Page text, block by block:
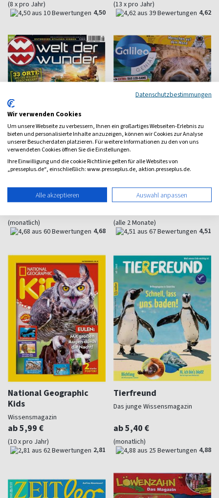
(8 x pro Jahr)
4,50
(13 x pro Jahr)
4,62
Welt der Wunder
Entdecken und Staunen
(monatlich)
4,68
Galileo GENIAL
Für neugierige Kinder
(alle 2 Monate)
4,51
National Geographic
Kids
Wissensmagazin
ab 5,99 €
(10 x pro Jahr)
2,81
Tierfreund
Das junge Wissensmagazin
ab 5,40 €
(monatlich)
4,88
Datenschutzbestimmungen
Wir verwenden Cookies
Um unsere Webseite zu verbessern, Ihnen ein großartiges Webseiten-Erlebnis zu
bieten und personalisierte Inhalte anzuzeigen, können wir Cookies zur Analyse
unserer Besucherdaten platzieren. Für weitere Informationen zu den von uns
verwendeten Cookies öffnen Sie die Einstellungen.
Ihre Einwilligung und die cookie Richtlinie gelten für alle Websites von
„presseplus.de“, einschließlich: www.presseplus.de, aktion.presseplus.de.
Alle akzeptieren Auswahl anpassen